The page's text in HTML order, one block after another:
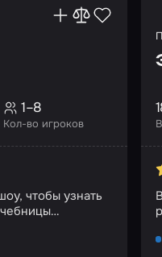
Кол-во игроков
1–8
чтобы узнать